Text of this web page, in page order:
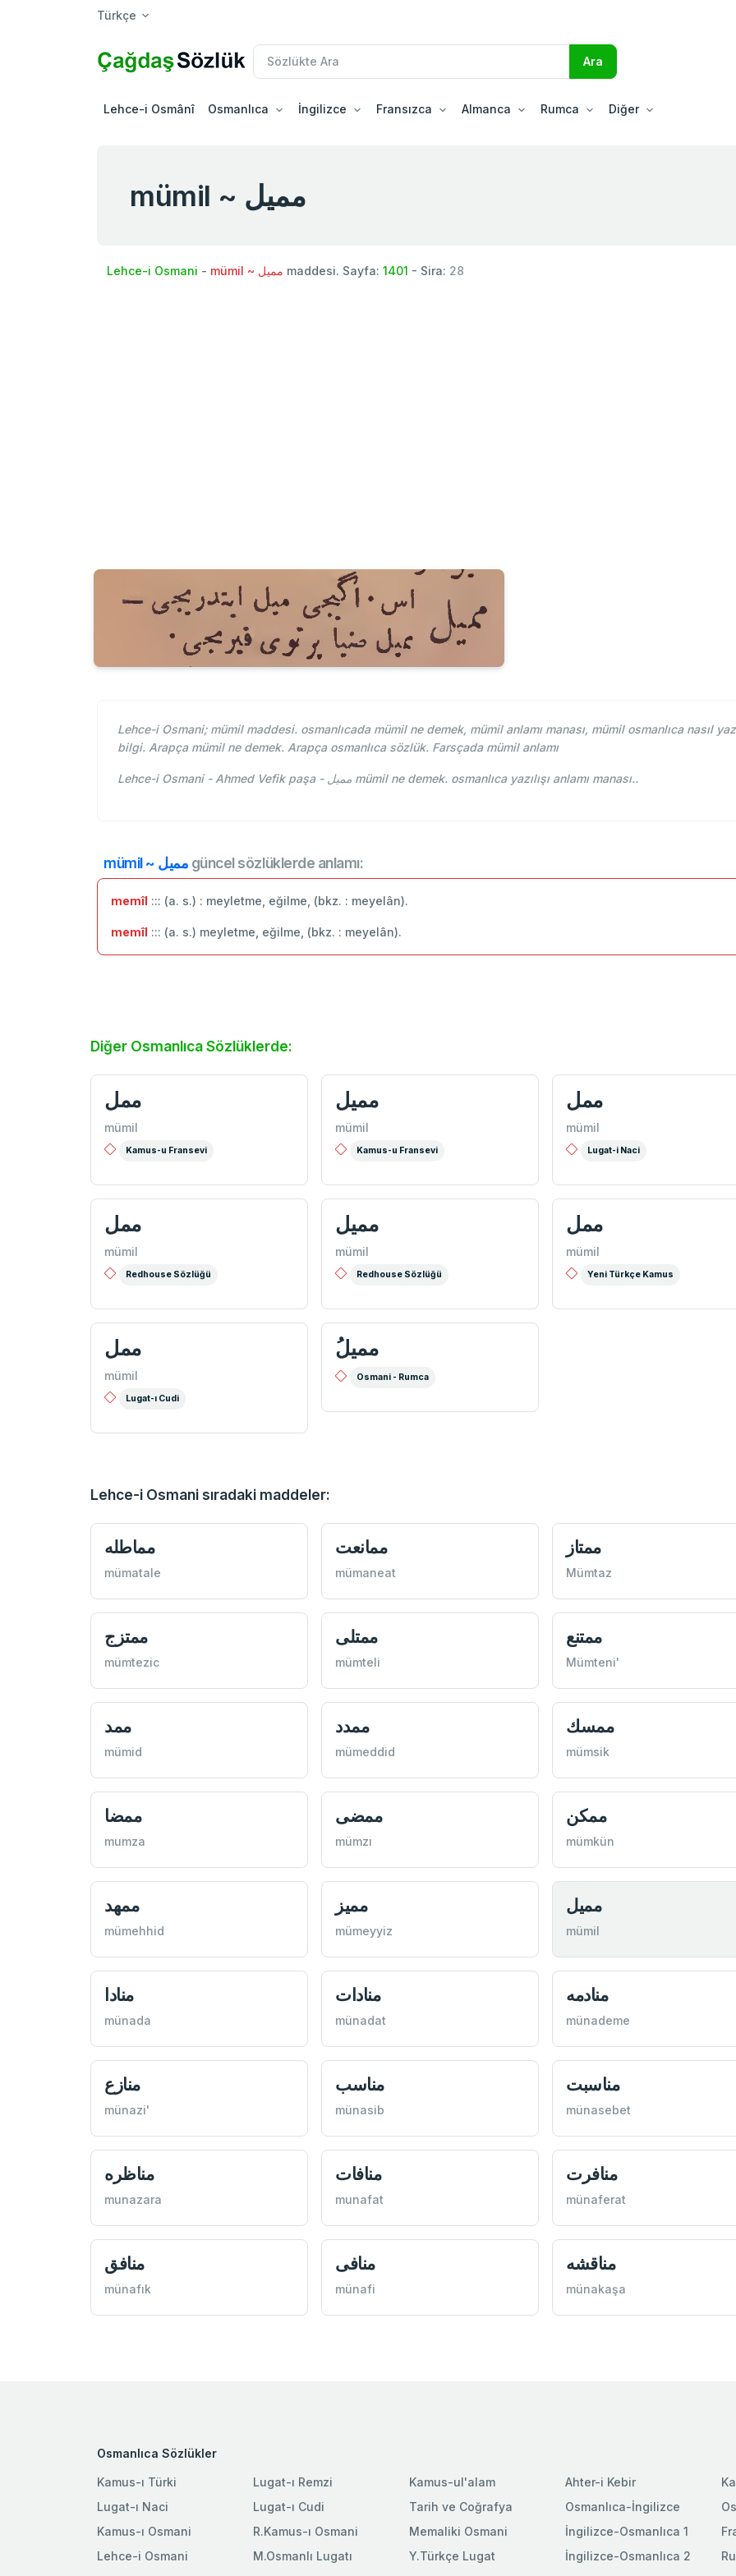
Türkçe
Lehce-i Osmânî Osmanlıca İngilizce Fransızca Almanca Rumca Diğer
mümil ~ مميل
Lehce-i Osmani - mümil ~ مميل maddesi. Sayfa: 1401 - Sira: 28
Lehce-i Osmani; mümil maddesi. osmanlıcada mümil ne demek, mümil anlamı manası, mümil osmanlıca nasıl
bilgi. Arapça mümil ne demek. Arapça osmanlıca sözlük. Farsçada mümil anlamı
Lehce-i Osmani - Ahmed Vefik paşa - مميل mümil ne demek. osmanlıca yazılışı anlamı manası..
mümil ~ مميل güncel sözlüklerde anlamı:
memîl ::: (a. s.) : meyletme, eğilme, (bkz. : meyelân).
memîl ::: (a. s.) meyletme, eğilme, (bkz. : meyelân).
Diğer Osmanlıca Sözlüklerde:
ممل
mümil
Kamus-u Fransevi
ممیل
mümil
Kamus-u Fransevi
ممل
mümil
Lugat-i Naci
ممل
mümil
Redhouse Sözlüğü
ممیل
mümil
Redhouse Sözlüğü
ممل
mümil
Yeni Türkçe Kamus
ممل
mümil
Lugat-ı Cudi
ُمميل
Osmani - Rumca
Lehce-i Osmani sıradaki maddeler:
مماطله
mümatale
ممانعت
mümaneat
ممتاز
Mümtaz
ممتزج
mümtezic
ممتلی
mümteli
ممتنع
Mümteni'
ممد
mümid
ممدد
mümeddid
ممسك
mümsik
ممضا
mumza
ممضی
mümzı
ممكن
mümkün
ممهد
mümehhid
مميز
mümeyyiz
مميل
mümil
منادا
münada
منادات
münadat
منادمه
münademe
منازع
münazi'
مناسب
münasib
مناسبت
münasebet
مناظره
munazara
منافات
munafat
منافرت
münaferat
منافق
münafık
منافی
münafi
مناقشه
münakaşa
Osmanlıca Sözlükler
Kamus-ı Türki
Lugat-ı Naci
Kamus-ı Osmani
Lehce-i Osmani
Lugat-ı Remzi
Lugat-ı Cudi
R.Kamus-ı Osmani
M.Osmanlı Lugatı
Kamus-ul'alam
Tarih ve Coğrafya
Memaliki Osmani
Y.Türkçe Lugat
Ahter-i Kebir
Osmanlıca-İngilizce
İngilizce-Osmanlıca 1
İngilizce-Osmanlıca 2